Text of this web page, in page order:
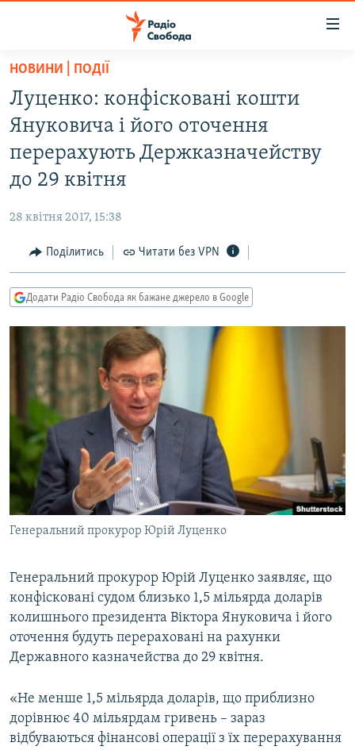
Перейти
основного
матеріалу
Перейти
до
основної
Перейти
пошуку
РАДІО СВОБОДА – 70 РОКІВ
ВСЕ ЗА ДОБУ
СТАТТІ
ПОЛІТИКА
КУЛЬТУРА
СПОРТ
СВІТ
ВІЙНА
ДОНБАС.РЕАЛІЇ
КРИМ.РЕАЛІЇ
ТИ ЯК?
КИТАЙ.ВИКЛИКИ
МУЛЬТИМЕДІА
ФОТО
СПЕЦПРОЄКТИ
ПОДКАСТИ
КРИМ РЕАЛІЇ
РУС
КТАТ
ДОЛУЧАЙСЯ!
Усі сайти RFE/RL
НОВИНИ | ПОДІЇ
Луценко: конфісковані кошти
Януковича і його оточення
перерахують Держказначейству
до 29 квітня
28 квітня 2017, 15:38
Поділитись Читати без VPN
Додати Радіо Свобода як бажане джерело в Google
Генеральний прокурор Юрій Луценко
Генеральний прокурор Юрій Луценко заявляє, що
конфісковані судом близько 1,5 мільярда доларів
колишнього президента Віктора Януковича і його
оточення будуть перераховані на рахунки
Державного казначейства до 29 квітня.
«Не менше 1,5 мільярда доларів, що приблизно
дорівнює 40 мільярдам гривень – зараз
відбуваються фінансові операції з їх перерахування